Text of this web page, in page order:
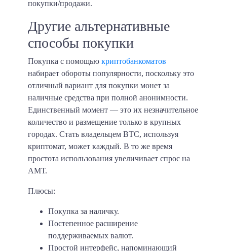
покупки/продажи.
Другие альтернативные
способы покупки
Покупка с помощью криптобанкоматов
набирает обороты популярности, поскольку это
отличный вариант для покупки монет за
наличные средства при полной анонимности.
Единственный момент — это их незначительное
количество и размещение только в крупных
городах. Стать владельцем BTC, используя
криптомат, может каждый. В то же время
простота использования увеличивает спрос на
АМТ.
Плюсы:
Покупка за наличку.
Постепенное расширение
поддерживаемых валют.
Простой интерфейс, напоминающий